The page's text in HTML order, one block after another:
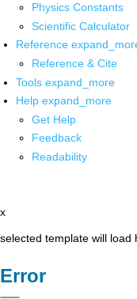
Physics Constants
Scientific Calculator
Reference
Reference & Cite
Tools expand_more
Help expand_more
Get Help
Feedback
Readability
x
selected template will load
Error